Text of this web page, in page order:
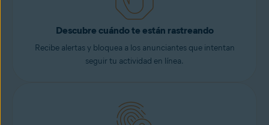
Descubre cuándo te están rastreando
Recibe alertas y bloquea a los anunciantes que intentan
seguir tu actividad en línea.